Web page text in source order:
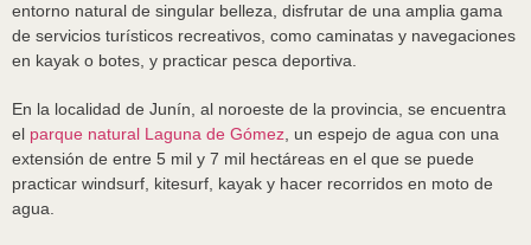
entorno natural de singular belleza, disfrutar de una amplia gama
de servicios turísticos recreativos, como caminatas y navegaciones
en kayak o botes, y practicar pesca deportiva.
En la localidad de Junín, al noroeste de la provincia, se encuentra
el parque natural Laguna de Gómez , un espejo de agua con una
extensión de entre 5 mil y 7 mil hectáreas en el que se puede
practicar windsurf, kitesurf, kayak y hacer recorridos en moto de
agua.